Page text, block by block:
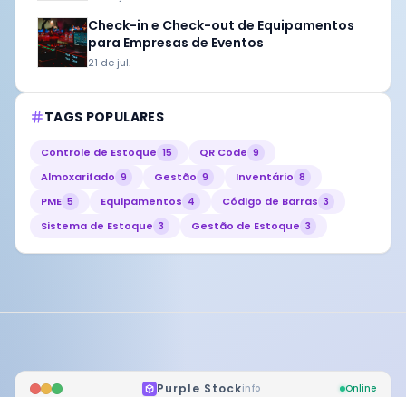
Check-in e Check-out de Equipamentos
para Empresas de Eventos
21 de jul.
TAGS POPULARES
Controle de Estoque 15 QR Code 9
Almoxarifado 9 Gestão 9 Inventário 8
PME 5 Equipamentos 4 Código de Barras 3
Sistema de Estoque 3 Gestão de Estoque 3
Purple Stockinfo Online